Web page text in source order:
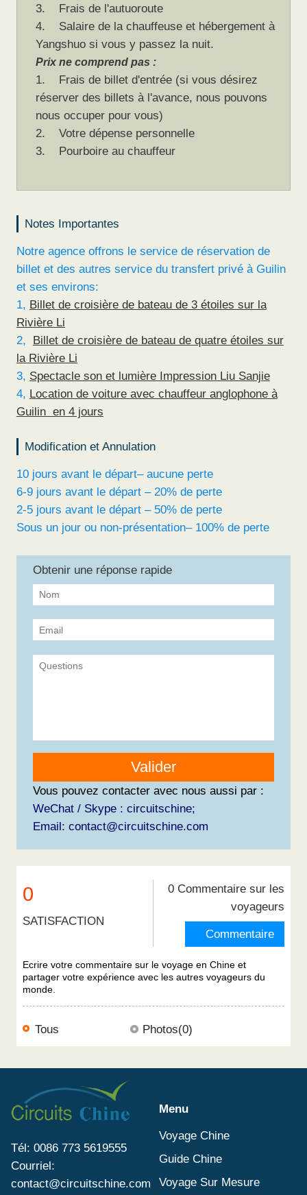
3. Frais de l'autuoroute
4. Salaire de la chauffeuse et hébergement à
Yangshuo si vous y passez la nuit.
Prix ne comprend pas :
1. Frais de billet d'entrée (si vous désirez
réserver des billets à l'avance, nous pouvons
nous occuper pour vous)
2. Votre dépense personnelle
3. Pourboire au chauffeur
Notes Importantes
Notre agence offrons le service de réservation de
billet et des autres service du transfert privé à Guilin
et ses environs:
1, Billet de croisière de bateau de 3 étoiles sur la
Rivière Li
2, Billet de croisière de bateau de quatre étoiles sur
la Rivière Li
3, Spectacle son et lumière Impression Liu Sanjie
4, Location de voiture avec chauffeur anglophone à
Guilin en 4 jours
Modification et Annulation
10 jours avant le départ– aucune perte
6-9 jours avant le départ – 20% de perte
2-5 jours avant le départ – 50% de perte
Sous un jour ou non-présentation– 100% de perte
Obtenir une réponse rapide
Valider
Vous pouvez contacter avec nous aussi par :
WeChat / Skype : circuitschine;
Email: contact@circuitschine.com
0
SATISFACTION
0 Commentaire sur les
voyageurs
Commentaire
Ecrire votre commentaire sur le voyage en Chine et
partager votre expérience avec les autres voyageurs du
monde.
Tous Photos(0)
Tél: 0086 773 5619555
Courriel:
contact@circuitschine.com
Menu
Voyage Chine
Guide Chine
Voyage Sur Mesure